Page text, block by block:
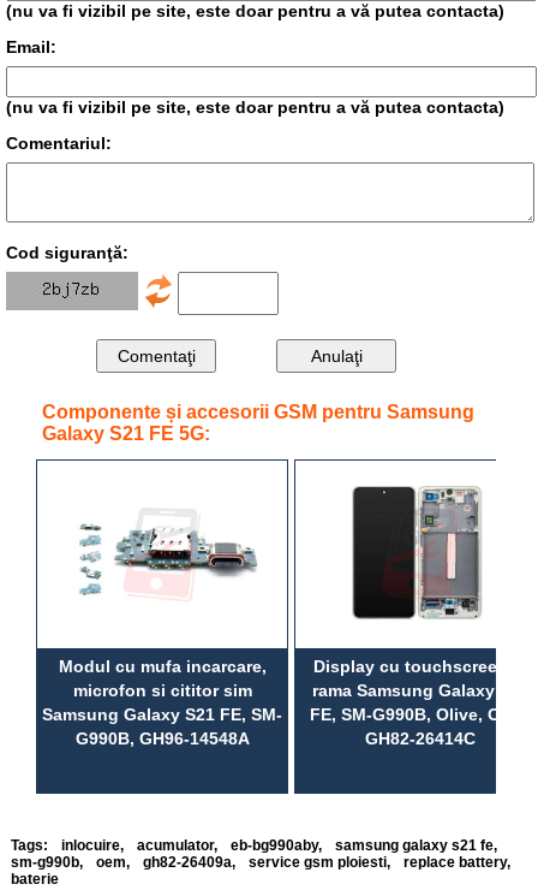
(nu va fi vizibil pe site, este doar pentru a vă putea contacta)
Email:
(nu va fi vizibil pe site, este doar pentru a vă putea contacta)
Comentariul:
Cod siguranţă:
Componente și accesorii GSM pentru Samsung
Galaxy S21 FE 5G:
Modul cu mufa incarcare,
microfon si cititor sim
Samsung Galaxy S21 FE, SM-
G990B, GH96-14548A
Display cu touchscreen si
rama Samsung Galaxy S21
FE, SM-G990B, Olive, OEM,
GH82-26414C
Tags: inlocuire, acumulator, eb-bg990aby, samsung galaxy s21 fe,
sm-g990b, oem, gh82-26409a, service gsm ploiesti, replace battery,
baterie